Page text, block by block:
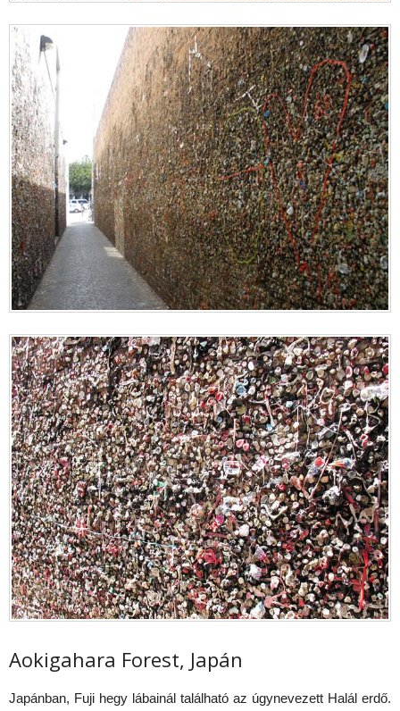
Aokigahara Forest, Japán
Japánban, Fuji hegy lábainál található az úgynevezett Halál erdő.